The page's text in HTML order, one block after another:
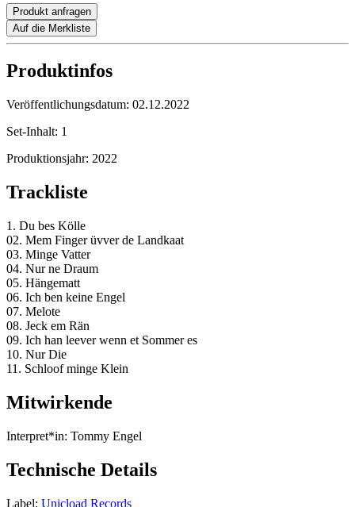
Produkt anfragen
Auf die Merkliste
Produktinfos
Veröffentlichungsdatum: 02.12.2022
Set-Inhalt: 1
Produktionsjahr: 2022
Trackliste
1. Du bes Kölle
02. Mem Finger üvver de Landkaat
03. Minge Vatter
04. Nur ne Draum
05. Hängematt
06. Ich ben keine Engel
07. Melote
08. Jeck em Rän
09. Ich han leever wenn et Sommer es
10. Nur Die
11. Schloof minge Klein
Mitwirkende
Interpret*in: Tommy Engel
Technische Details
Label: Unicload Records